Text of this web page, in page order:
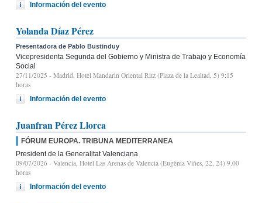
Información del evento
Yolanda Díaz Pérez
Presentadora de Pablo Bustinduy
Vicepresidenta Segunda del Gobierno y Ministra de Trabajo y Economía
Social
27/11/2025 - Madrid, Hotel Mandarin Oriental Ritz (Plaza de la Lealtad, 5) 9:15
horas
Información del evento
Juanfran Pérez Llorca
FÓRUM EUROPA. TRIBUNA MEDITERRANEA
President de la Generalitat Valenciana
09/07/2026 - Valencia, Hotel Las Arenas de Valencia (Eugènia Viñes, 22, 24) 9.00
horas
Información del evento